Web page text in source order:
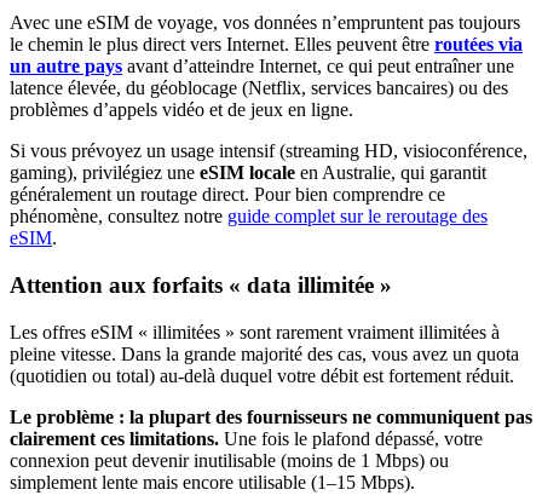
Avec une eSIM de voyage, vos données n’empruntent pas toujours
le chemin le plus direct vers Internet. Elles peuvent être routées via
un autre pays avant d’atteindre Internet, ce qui peut entraîner une
latence élevée, du géoblocage (Netflix, services bancaires) ou des
problèmes d’appels vidéo et de jeux en ligne.
Si vous prévoyez un usage intensif (streaming HD, visioconférence,
gaming), privilégiez une eSIM locale en Australie, qui garantit
généralement un routage direct. Pour bien comprendre ce
phénomène, consultez notre guide complet sur le reroutage des
eSIM.
Attention aux forfaits « data illimitée »
Les offres eSIM « illimitées » sont rarement vraiment illimitées à
pleine vitesse. Dans la grande majorité des cas, vous avez un quota
(quotidien ou total) au-delà duquel votre débit est fortement réduit.
Le problème : la plupart des fournisseurs ne communiquent pas
clairement ces limitations. Une fois le plafond dépassé, votre
connexion peut devenir inutilisable (moins de 1 Mbps) ou
simplement lente mais encore utilisable (1–15 Mbps).